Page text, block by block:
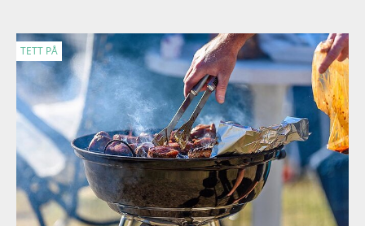
TETT PÅ